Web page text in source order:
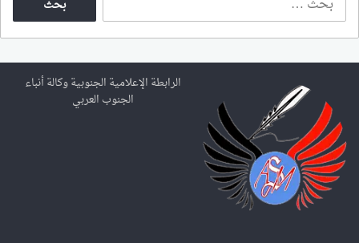
ث
ع
ن
الرابطة الإعلامية الجنوبية وكالة أنباء
الجنوب العربي